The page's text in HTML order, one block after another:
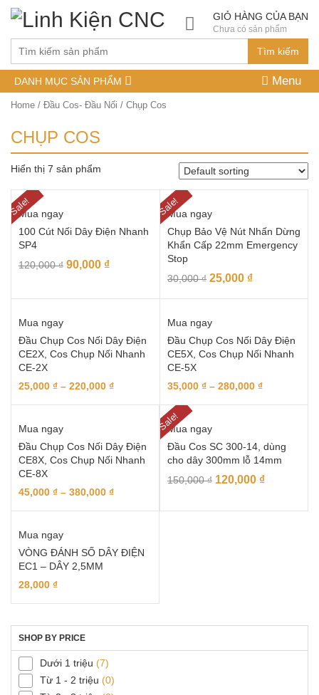
Tìm kiếm
GIỎ HÀNG CỦA BẠN
Chưa có sản phẩm
DANH MỤC SẢN PHẨM Menu
Home / Đầu Cos- Đầu Nối / Chụp Cos
CHỤP COS
Hiển thị 7 sản phẩm
Sale!
Mua ngay
100 Cút Nối Dây Điện Nhanh
SP4
120,000₫ 90,000 ₫
Sale!
Mua ngay
Chụp Bảo Vệ Nút Nhấn Dừng
Khẩn Cấp 22mm Emergency
Stop
30,000₫ 25,000 ₫
Mua ngay
Đầu Chụp Cos Nối Dây Điện
CE2X, Cos Chụp Nối Nhanh
CE-2X
25,000 ₫ – 220,000 ₫
Mua ngay
Đầu Chụp Cos Nối Dây Điện
CE5X, Cos Chụp Nối Nhanh
CE-5X
35,000 ₫ – 280,000 ₫
Mua ngay
Đầu Chụp Cos Nối Dây Điện
CE8X, Cos Chụp Nối Nhanh
CE-8X
45,000 ₫ – 380,000 ₫
Sale!
Mua ngay
Đầu Cos SC 300-14, dùng
cho dây 300mm lỗ 14mm
150,000₫ 120,000 ₫
Mua ngay
VÒNG ĐÁNH SỐ DÂY ĐIỆN
EC1 – DÂY 2,5MM
28,000 ₫
SHOP BY PRICE
Dưới 1 triệu (7)
Từ 1 - 2 triệu (0)